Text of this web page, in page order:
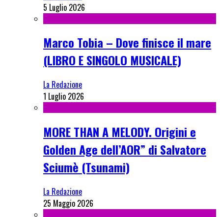
5 Luglio 2026
Marco Tobia – Dove finisce il mare
(LIBRO E SINGOLO MUSICALE)
La Redazione
1 Luglio 2026
MORE THAN A MELODY. Origini e
Golden Age dell’AOR” di Salvatore
Sciumè (Tsunami)
La Redazione
25 Maggio 2026